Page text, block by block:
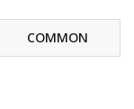
COMMON